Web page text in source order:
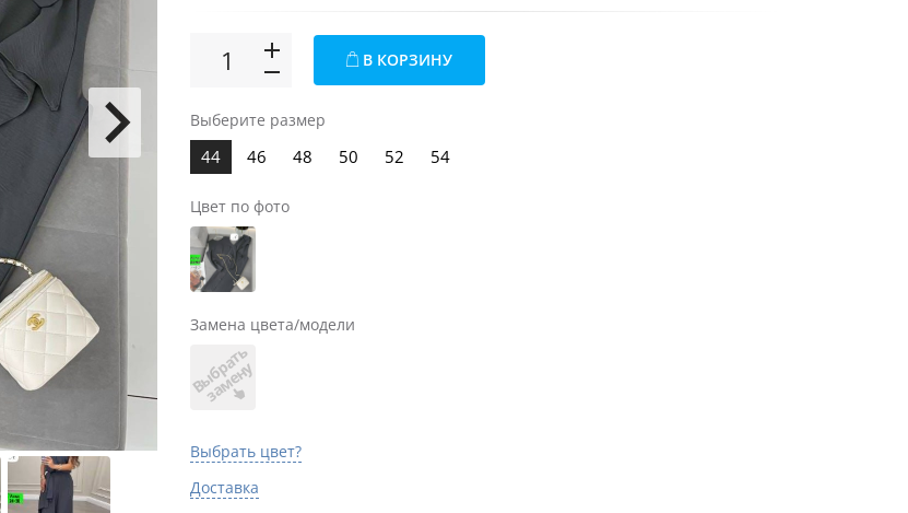
В КОРЗИНУ
Выберите размер
44 46 48 50 52 54
Цвет по фото
Замена цвета/модели
В
ы
б
р
а
т
ь
з
а
м
е
н
у
Выбрать цвет?
Доставка